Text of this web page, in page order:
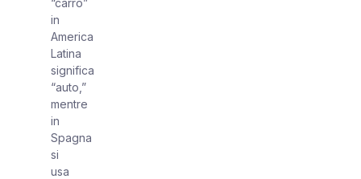
in
America
Latina
significa
“auto,”
mentre
in
Spagna
si
usa